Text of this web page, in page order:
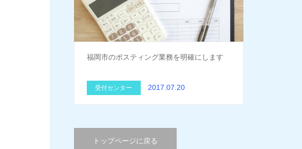
福岡市のポスティング業務を明確にします
受付センター 2017.07.20
トップページに戻る